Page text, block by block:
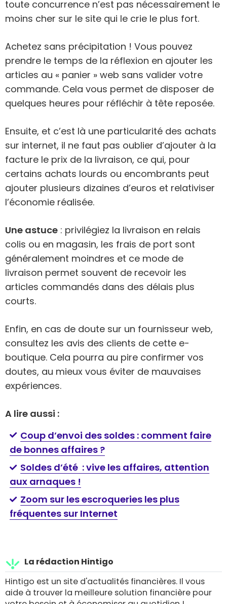
toute concurrence n’est pas nécessairement le
moins cher sur le site qui le crie le plus fort.
Achetez sans précipitation ! Vous pouvez
prendre le temps de la réflexion en ajouter les
articles au « panier » web sans valider votre
commande. Cela vous permet de disposer de
quelques heures pour réfléchir à tête reposée.
Ensuite, et c’est là une particularité des achats
sur internet, il ne faut pas oublier d’ajouter à la
facture le prix de la livraison, ce qui, pour
certains achats lourds ou encombrants peut
ajouter plusieurs dizaines d’euros et relativiser
l’économie réalisée.
Une astuce : privilégiez la livraison en relais
colis ou en magasin, les frais de port sont
généralement moindres et ce mode de
livraison permet souvent de recevoir les
articles commandés dans des délais plus
courts.
Enfin, en cas de doute sur un fournisseur web,
consultez les avis des clients de cette e-
boutique. Cela pourra au pire confirmer vos
doutes, au mieux vous éviter de mauvaises
expériences.
A lire aussi :
Coup d’envoi des soldes : comment faire
de bonnes affaires ?
Soldes d’été : vive les affaires, attention
aux arnaques !
Zoom sur les escroqueries les plus
fréquentes sur Internet
La rédaction Hintigo
Hintigo est un site d'actualités financières. Il vous
aide à trouver la meilleure solution financière pour